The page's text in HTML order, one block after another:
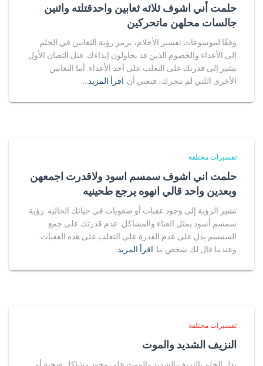
حلمت أني اشوف ثلاثه ثعابين واحدقتلته واثنين
جالسات محلهن ماتحركين
وفقًا لموسوعات تفسير الأحلام، يرمز رؤية الثعابين في الحلم
إلى الأعداء والخصوم الذين قد يحاولون إيذاءك. قتل الثعبان الأول
يشير إلى قدرتك على التغلب على أحد الأعداء. أما الثعابين
الأخرى اللتي لم تتحرك، فتعني أن اقرأ المزيد…
تفسيرات مختلفة
حلمت اني اشوف سمسم اسود ولاقدرت اجمعهن
وبعدين واحد قالي انهوه يرجع طحينيه
تشير الرؤية إلى وجود عقبات أو صعوبات في حياتك الحالية. رؤية
سمسم أسود يمثل العناء والمشاكل. عدم قدرتك على جمع
السمسم يدل على عدم القدرة على التغلب على هذه العقبات.
وعندما قال لك شخص ما اقرأ المزيد…
تفسيرات مختلفة
النزيف الشديد والموت